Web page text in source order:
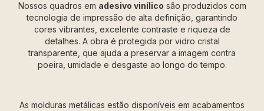
Nossos quadros em adesivo vinílico são produzidos com
tecnologia de impressão de alta definição, garantindo
cores vibrantes, excelente contraste e riqueza de
detalhes. A obra é protegida por vidro cristal
transparente, que ajuda a preservar a imagem contra
poeira, umidade e desgaste ao longo do tempo.
As molduras metálicas estão disponíveis em acabamentos